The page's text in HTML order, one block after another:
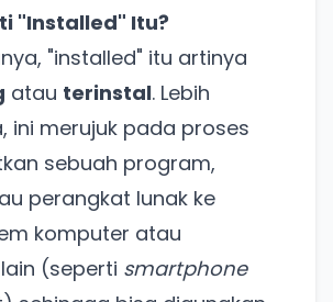
"Installed" Itu?
"installed" itu artinya
atau terinstal. Lebih
ini merujuk pada proses
sebuah program,
perangkat lunak ke
komputer atau
(seperti smartphone